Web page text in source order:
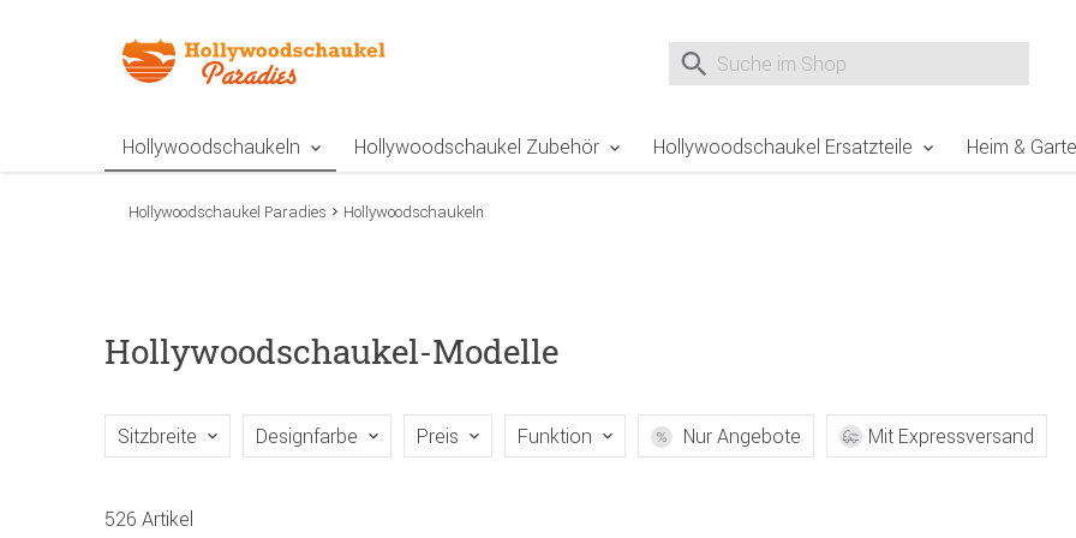
Suche nach
Hollywoodschaukeln Hollywoodschaukel Zubehör Hollywoodschaukel Ersatzteile Heim &
Hollywoodschaukel Paradies Hollywoodschaukeln
Hollywoodschaukel-Modelle
Sitzbreite Designfarbe Preis Funktion Nur Angebote Mit Expressversand
526 Artikel